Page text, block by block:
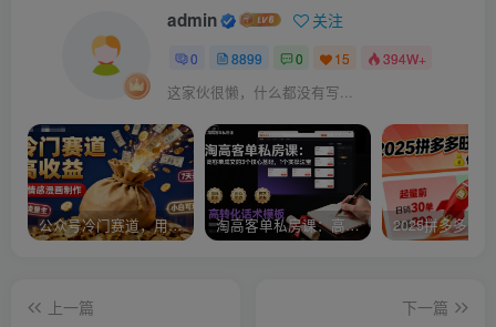
admin 关注
0 8899 0 15 394W+
这家伙很懒，什么都没有写...
公众号冷门赛道，用AI做情感漫画，7天开通流量主，操作简单，小白可玩 淘高客单私房课：高客单成交的3个核心基础，1个实操法宝
上一篇
下一篇